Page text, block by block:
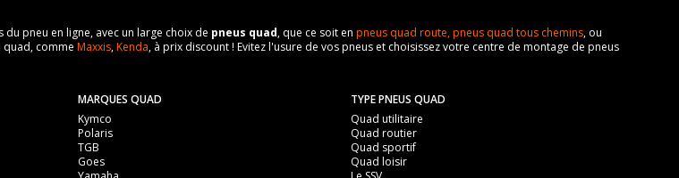
du pneu en ligne, avec un large choix de pneus quad, que ce soit en pneus quad route,pneus quad tous chemins, ou
comme Maxxis,Kenda, à prix discount ! Evitez l'usure de vos pneus et choisissez votre centre de montage de pneus
MARQUES QUAD
Kymco
Polaris
TGB
Goes
TYPE PNEUS QUAD
Quad utilitaire
Quad routier
Quad sportif
Quad loisir